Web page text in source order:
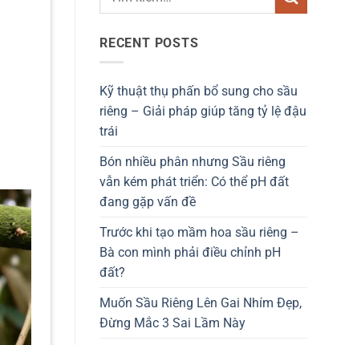
RECENT POSTS
Kỹ thuật thụ phấn bổ sung cho sầu
riêng – Giải pháp giúp tăng tỷ lệ đậu
trái
Bón nhiều phân nhưng Sầu riêng
vẫn kém phát triển: Có thể pH đất
đang gặp vấn đề
Trước khi tạo mầm hoa sầu riêng –
Bà con mình phải điều chỉnh pH
đất?
Muốn Sầu Riêng Lên Gai Nhím Đẹp,
Đừng Mắc 3 Sai Lầm Này